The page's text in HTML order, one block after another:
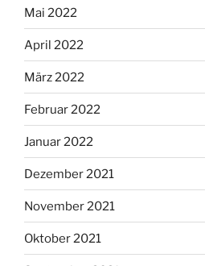
Mai 2022
April 2022
März 2022
Februar 2022
Januar 2022
Dezember 2021
November 2021
Oktober 2021